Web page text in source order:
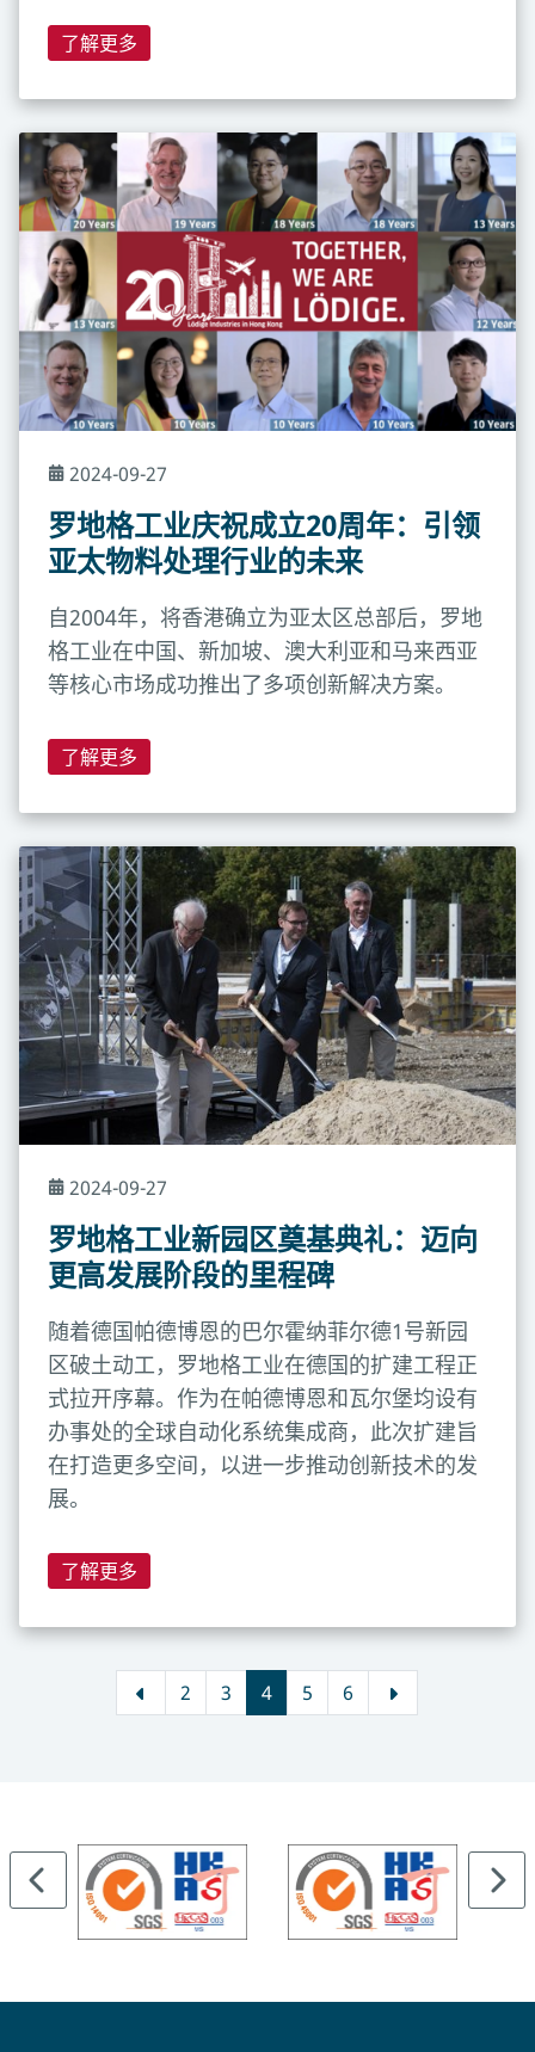
了解更多
2024-09-27
罗地格工业庆祝成立20周年：引领
亚太物料处理行业的未来
自2004年，将香港确立为亚太区总部后，罗地
格工业在中国、新加坡、澳大利亚和马来西亚
等核心市场成功推出了多项创新解决方案。
了解更多
2024-09-27
罗地格工业新园区奠基典礼：迈向
更高发展阶段的里程碑
随着德国帕德博恩的巴尔霍纳菲尔德1号新园
区破土动工，罗地格工业在德国的扩建工程正
式拉开序幕。作为在帕德博恩和瓦尔堡均设有
办事处的全球自动化系统集成商，此次扩建旨
在打造更多空间，以进一步推动创新技术的发
展。
了解更多
2 3 4 5 6